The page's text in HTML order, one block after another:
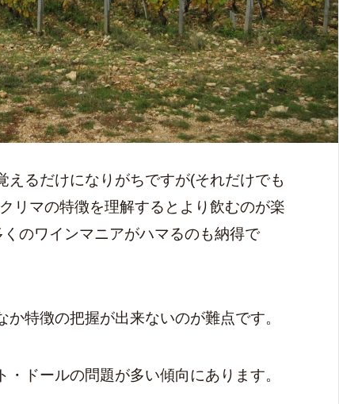
るだけになりがちですが(それだけでも
リマの特徴を理解するとより飲むのが楽
のワインマニアがハマるのも納得で
特徴の把握が出来ないのが難点です。
ドールの問題が多い傾向にあります。